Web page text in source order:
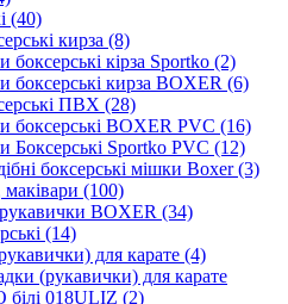
(40)
кирза (8)
боксерські кірза Sportko (2)
боксерські кирза BOXER (6)
ПВХ (28)
боксерські BOXER PVC (16)
Боксерські Sportko PVC (12)
боксерські мішки Boxer (3)
(100)
рукавички BOXER (34)
(14)
для карате (4)
(рукавички) для карате
білі 018ULIZ (2)